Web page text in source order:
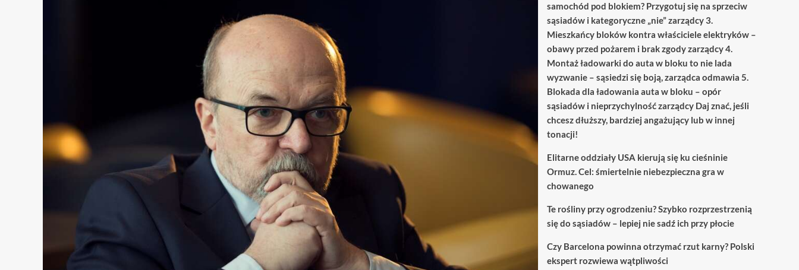
samochód pod blokiem? Przygotuj się na sprzeciw
sąsiadów i kategoryczne „nie” zarządcy 3.
Mieszkańcy bloków kontra właściciele elektryków –
obawy przed pożarem i brak zgody zarządcy 4.
Montaż ładowarki do auta w bloku to nie lada
wyzwanie – sąsiedzi się boją, zarządca odmawia 5.
Blokada dla ładowania auta w bloku – opór
sąsiadów i nieprzychylność zarządcy Daj znać, jeśli
chcesz dłuższy, bardziej angażujący lub w innej
tonacji!
Elitarne oddziały USA kierują się ku cieśninie
Ormuz. Cel: śmiertelnie niebezpieczna gra w
chowanego
Te rośliny przy ogrodzeniu? Szybko rozprzestrzenią
się do sąsiadów – lepiej nie sadź ich przy płocie
Czy Barcelona powinna otrzymać rzut karny? Polski
ekspert rozwiewa wątpliwości